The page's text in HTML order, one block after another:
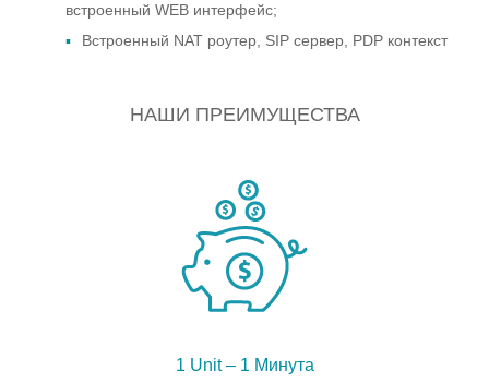
встроенный WEB интерфейс;
Встроенный NAT роутер, SIP сервер, PDP контекст
НАШИ ПРЕИМУЩЕСТВА
1 Unit – 1 Минута